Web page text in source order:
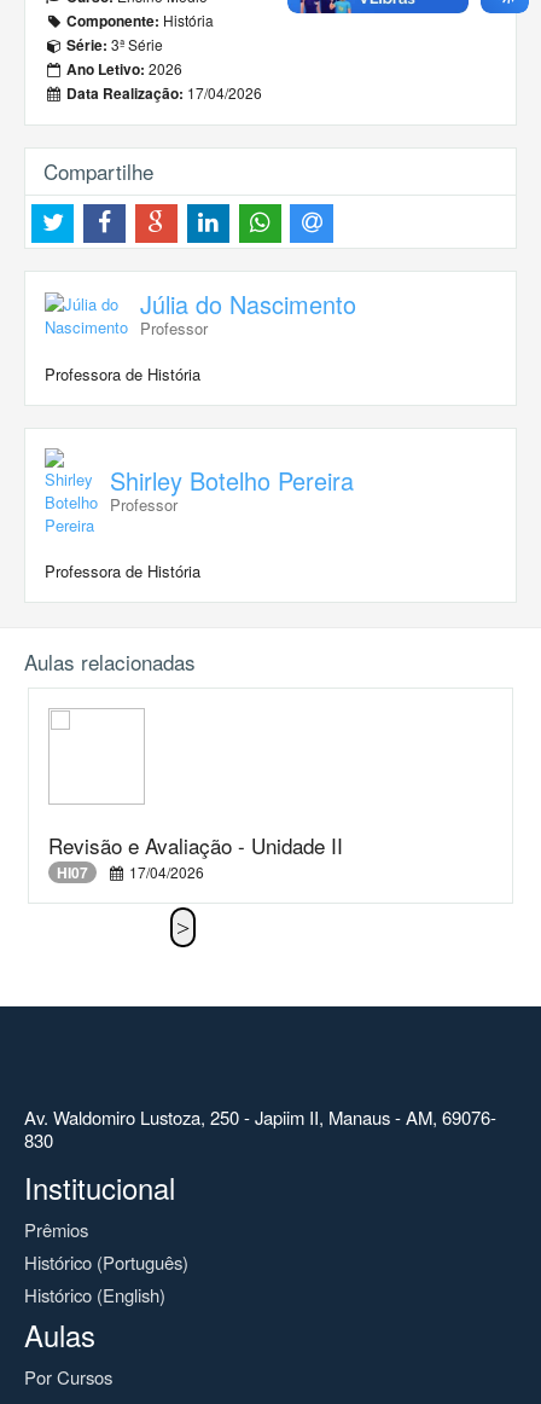
Componente: História
Série: 3ª Série
Ano Letivo: 2026
Data Realização: 17/04/2026
Compartilhe
Júlia do Nascimento
Professor
Professora de História
Shirley Botelho Pereira
Professor
Professora de História
Aulas relacionadas
Revisão e Avaliação - Unidade II
HI07 17/04/2026
Av. Waldomiro Lustoza, 250 - Japiim II, Manaus - AM, 69076-
830
Institucional
Prêmios
Histórico (Português)
Histórico (English)
Aulas
Por Cursos